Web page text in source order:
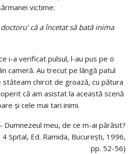
victime:
că a încetat să bată inima
i-a verificat pulsul, l-au pus pe o
cameră. Au trecut pe lângă patul
stăteam chircit de groază, cu pătura
că am asistat la această scenă
şi cele mai tari inimi.
Dumnezeul meu, de ce m-ai părăsit?
Spital, Ed. Ramida, București, 1996,
pp. 52-56)